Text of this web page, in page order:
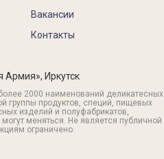
Вакансии
Контакты
Иркутск
2000 наименований деликатесных
группы продуктов, специй, пищевых
изделий и полуфабрикатов,
меняться. Не является публичной
ограничено.